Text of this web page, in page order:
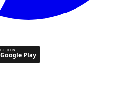
GET IT ON
Google Play